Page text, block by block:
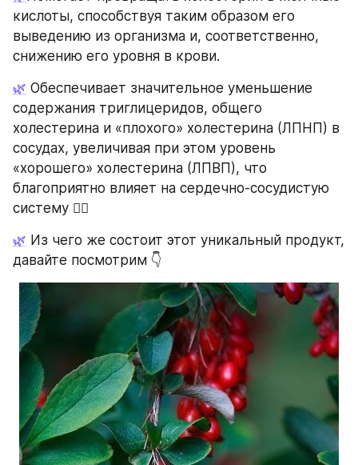
кислоты, способствуя таким образом его
выведению из организма и, соответственно,
снижению его уровня в крови.
🌿 Обеспечивает значительное уменьшение
содержания триглицеридов, общего
холестерина и «плохого» холестерина (ЛПНП) в
сосудах, увеличивая при этом уровень
«хорошего» холестерина (ЛПВП), что
благоприятно влияет на сердечно-сосудистую
систему ❤️‍🔥
🌿 Из чего же состоит этот уникальный продукт,
давайте посмотрим 👇